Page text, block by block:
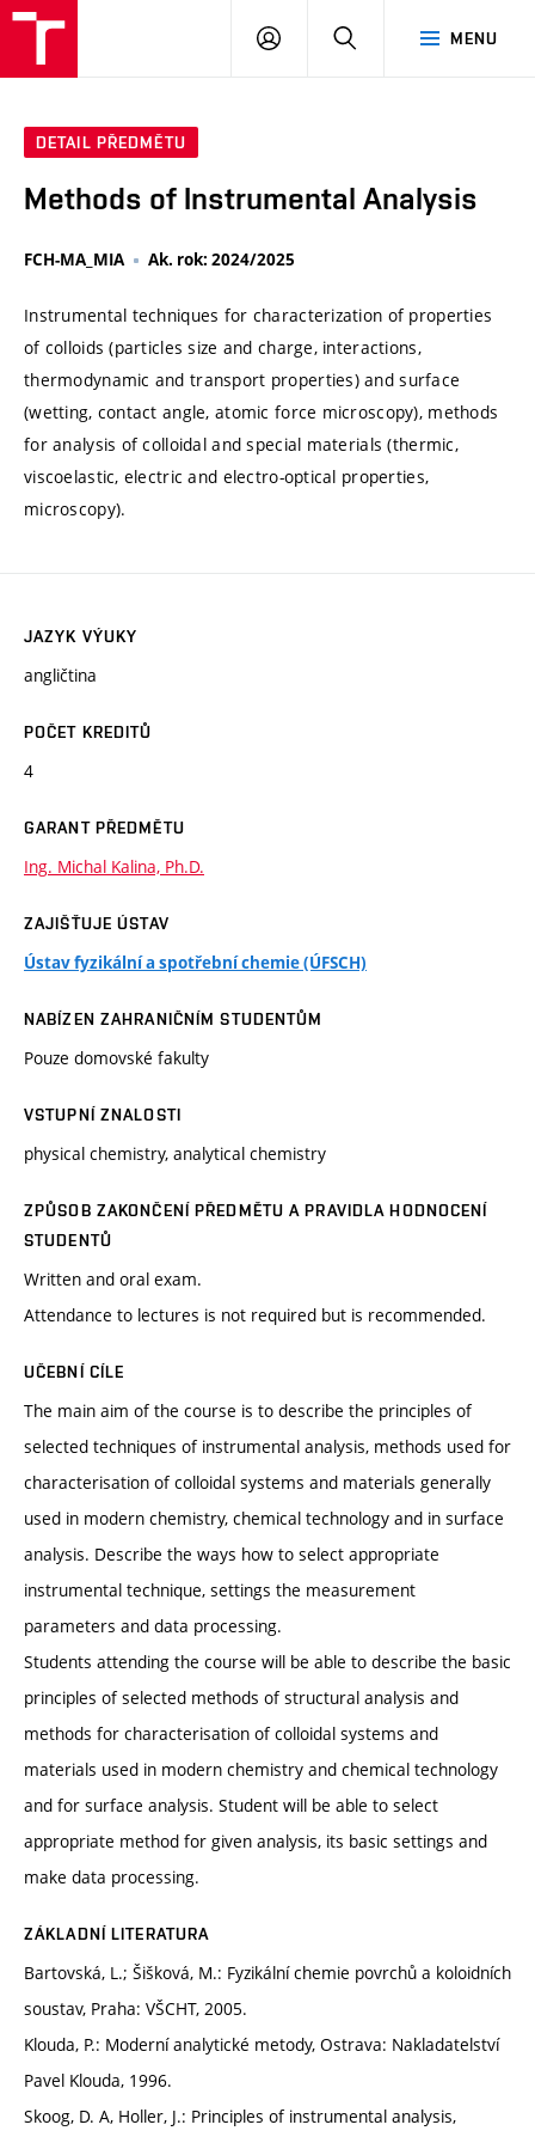
MENU
PŘIHLÁSIT
DETAIL PŘEDMĚTU
Methods of Instrumental Analysis
FCH-MA_MIA Ak. rok: 2024/2025
Instrumental techniques for characterization of properties
of colloids (particles size and charge, interactions,
thermodynamic and transport properties) and surface
(wetting, contact angle, atomic force microscopy), methods
for analysis of colloidal and special materials (thermic,
viscoelastic, electric and electro-optical properties,
microscopy).
JAZYK VÝUKY
angličtina
POČET KREDITŮ
4
GARANT PŘEDMĚTU
Ing. Michal Kalina, Ph.D.
ZAJIŠŤUJE ÚSTAV
Ústav fyzikální a spotřební chemie (ÚFSCH)
NABÍZEN ZAHRANIČNÍM STUDENTŮM
Pouze domovské fakulty
VSTUPNÍ ZNALOSTI
physical chemistry, analytical chemistry
ZPŮSOB ZAKONČENÍ PŘEDMĚTU A PRAVIDLA HODNOCENÍ
STUDENTŮ
Written and oral exam.
Attendance to lectures is not required but is recommended.
UČEBNÍ CÍLE
The main aim of the course is to describe the principles of
selected techniques of instrumental analysis, methods used for
characterisation of colloidal systems and materials generally
used in modern chemistry, chemical technology and in surface
analysis. Describe the ways how to select appropriate
instrumental technique, settings the measurement
parameters and data processing.
Students attending the course will be able to describe the basic
principles of selected methods of structural analysis and
methods for characterisation of colloidal systems and
materials used in modern chemistry and chemical technology
and for surface analysis. Student will be able to select
appropriate method for given analysis, its basic settings and
make data processing.
ZÁKLADNÍ LITERATURA
Bartovská, L.; Šišková, M.: Fyzikální chemie povrchů a koloidních
soustav, Praha: VŠCHT, 2005.
Klouda, P.: Moderní analytické metody, Ostrava: Nakladatelství
Pavel Klouda, 1996.
Skoog, D. A, Holler, J.: Principles of instrumental analysis,